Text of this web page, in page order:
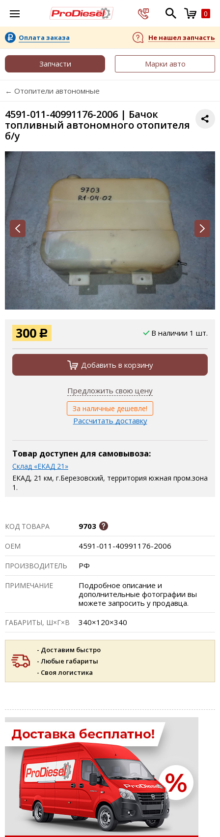
0
Оплата заказа Не нашел запчасть
Запчасти Марки авто
← Отопители автономные
4591-011-40991176-2006 | Бачок
топливный автономного отопителя
б/у
300 Р В наличии 1 шт.
Добавить в корзину
Предложить свою цену
За наличные дешевле!
Рассчитать доставку
Товар доступен для самовывоза:
Склад «ЕКАД 21»
ЕКАД, 21 км, г.Березовский, территория южная пром.зона
1.
КОД ТОВАРА 9703
ОЕМ 4591-011-40991176-2006
ПРОИЗВОДИТЕЛЬ РФ
ПРИМЕЧАНИЕ
Подробное описание и
дополнительные фотографии вы
можете запросить у продавца.
ГАБАРИТЫ, Ш×Г×В 340×120×340
- Доставим быстро
- Любые габариты
- Своя логистика